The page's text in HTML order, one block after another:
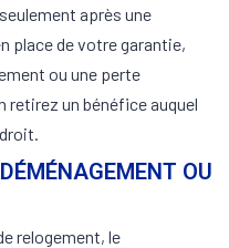
après une
place de votre garantie,
ou une perte
retirez un bénéfice auquel
OU
relogement, le